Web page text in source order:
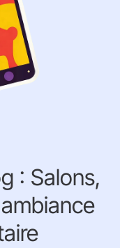
: Salons,